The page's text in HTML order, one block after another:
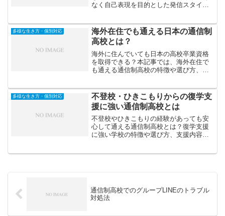
なく自己表現を目的とした発信スタイル
す。
多様な生き方・個別対応
海外在住でも通える日本の通信制
高校とは？
海外に住んでいても日本の高校卒業資格
を取得できる？本記事では、海外在住で
も通える通信制高校の特徴や選び方、注
多様な生き方・個別対応
不登校・ひきこもりからの復学支
援に強い通信制高校とは
不登校やひきこもりの経験があっても安
心して通える通信制高校とは？復学支援
に強い学校の特徴や選び方、支援内容を
通信制高校でのグループLINEのトラブル
対処法